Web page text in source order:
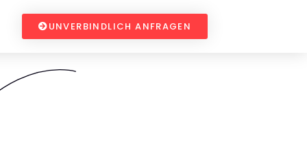
UNVERBINDLICH ANFRAGEN